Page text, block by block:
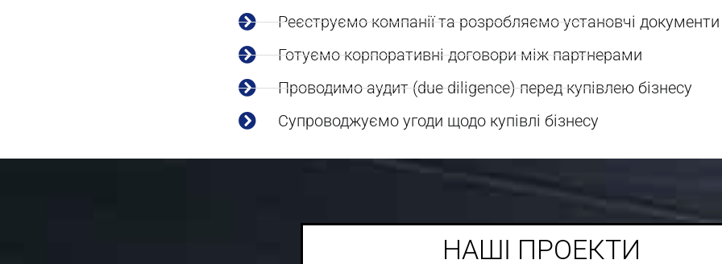
Реєструємо компанії та розробляємо установчі документи
Готуємо корпоративні договори між партнерами
Проводимо аудит (due diligence) перед купівлею бізнесу
Супроводжуємо угоди щодо купівлі бізнесу
НАШІ ПРОЕКТИ